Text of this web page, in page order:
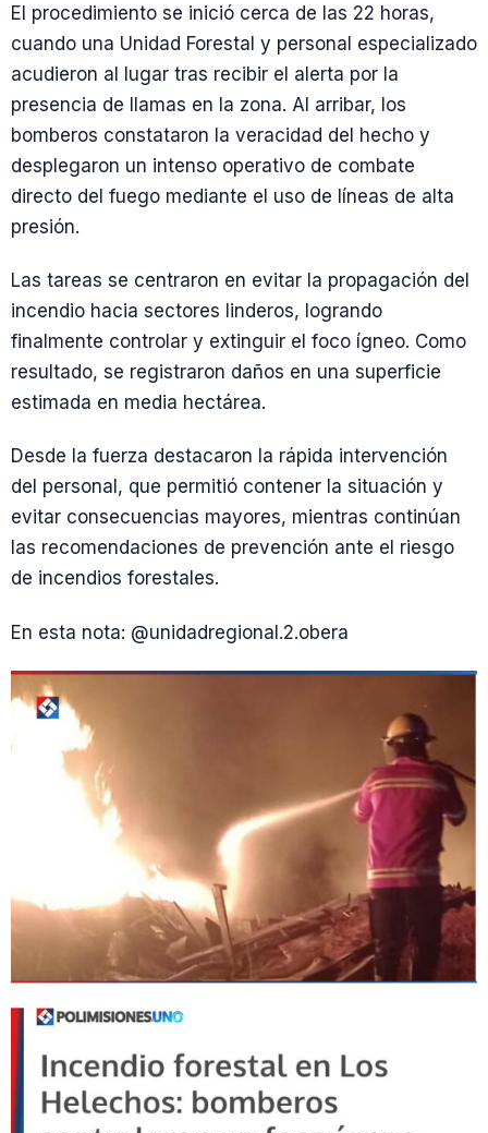
El procedimiento se inició cerca de las 22 horas,
cuando una Unidad Forestal y personal especializado
acudieron al lugar tras recibir el alerta por la
presencia de llamas en la zona. Al arribar, los
bomberos constataron la veracidad del hecho y
desplegaron un intenso operativo de combate
directo del fuego mediante el uso de líneas de alta
presión.
Las tareas se centraron en evitar la propagación del
incendio hacia sectores linderos, logrando
finalmente controlar y extinguir el foco ígneo. Como
resultado, se registraron daños en una superficie
estimada en media hectárea.
Desde la fuerza destacaron la rápida intervención
del personal, que permitió contener la situación y
evitar consecuencias mayores, mientras continúan
las recomendaciones de prevención ante el riesgo
de incendios forestales.
En esta nota: @unidadregional.2.obera